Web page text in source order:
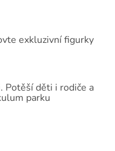
exkluzivní figurky
Potěší děti i rodiče a
parku